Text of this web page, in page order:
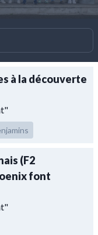
à la découverte
(F2
font